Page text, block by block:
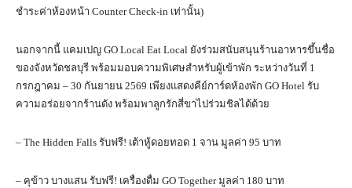
ชำระค่าห้องหน้า Counter Check-in เท่านั้น)
นอกจากนี้ แคมเปญ GO Local Eat Local ยังร่วมสนับสนุนร้านอาหารขึ้นชื่อ
ของจังหวัดชลบุรี พร้อมมอบความพิเศษสำหรับผู้เข้าพัก ระหว่างวันที่ 1
กรกฎาคม – 30 กันยายน 2569 เพียงแสดงคีย์การ์ดห้องพัก GO Hotel รับ
ความอร่อยจากร้านดัง พร้อมพาลูกรักสี่ขาไปร่วมชิลได้ด้วย
– The Hidden Falls รับฟรี! เต้าหู้ดอยทอด 1 จาน มูลค่า 95 บาท
– คุข้าว บางแสน รับฟรี! เครื่องดื่ม GO Together มูลค่า 180 บาท